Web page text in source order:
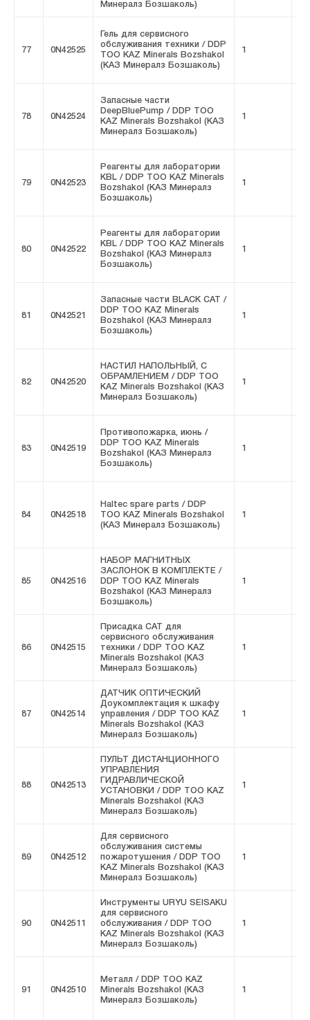
Минералз Бозшаколь)
77 0N42525
Гель для сервисного
обслуживания техники / DDP
ТОО KAZ Minerals Bozshakol
(КАЗ Минералз Бозшаколь)
1
78 0N42524
Запасные части
DeepBluePump / DDP ТОО
KAZ Minerals Bozshakol (КАЗ
Минералз Бозшаколь)
1
79 0N42523
Реагенты для лаборатории
KBL / DDP ТОО KAZ Minerals
Bozshakol (КАЗ Минералз
Бозшаколь)
1
80 0N42522
Реагенты для лаборатории
KBL / DDP ТОО KAZ Minerals
Bozshakol (КАЗ Минералз
Бозшаколь)
1
81 0N42521
Запасные части BLACK CAT /
DDP ТОО KAZ Minerals
Bozshakol (КАЗ Минералз
Бозшаколь)
1
82 0N42520
НАСТИЛ НАПОЛЬНЫЙ, С
ОБРАМЛЕНИЕМ / DDP ТОО
KAZ Minerals Bozshakol (КАЗ
Минералз Бозшаколь)
1
83 0N42519
Противопожарка, июнь /
DDP ТОО KAZ Minerals
Bozshakol (КАЗ Минералз
Бозшаколь)
1
84 0N42518
Haltec spare parts / DDP
ТОО KAZ Minerals Bozshakol
(КАЗ Минералз Бозшаколь)
1
85 0N42516
НАБОР МАГНИТНЫХ
ЗАСЛОНОК В КОМПЛЕКТЕ /
DDP ТОО KAZ Minerals
Bozshakol (КАЗ Минералз
Бозшаколь)
1
86 0N42515
Присадка CAT для
сервисного обслуживания
техники / DDP ТОО KAZ
Minerals Bozshakol (КАЗ
Минералз Бозшаколь)
1
87 0N42514
ДАТЧИК ОПТИЧЕСКИЙ
Доукомплектация к шкафу
управления / DDP ТОО KAZ
Minerals Bozshakol (КАЗ
Минералз Бозшаколь)
1
88 0N42513
ПУЛЬТ ДИСТАНЦИОННОГО
УПРАВЛЕНИЯ
ГИДРАВЛИЧЕСКОЙ
УСТАНОВКИ / DDP ТОО KAZ
Minerals Bozshakol (КАЗ
Минералз Бозшаколь)
1
89 0N42512
Для сервисного
обслуживания системы
пожаротушения / DDP ТОО
KAZ Minerals Bozshakol (КАЗ
Минералз Бозшаколь)
1
90 0N42511
Инструменты URYU SEISAKU
для сервисного
обслуживания / DDP ТОО
KAZ Minerals Bozshakol (КАЗ
Минералз Бозшаколь)
1
91 0N42510
Металл / DDP ТОО KAZ
Minerals Bozshakol (КАЗ
Минералз Бозшаколь)
1